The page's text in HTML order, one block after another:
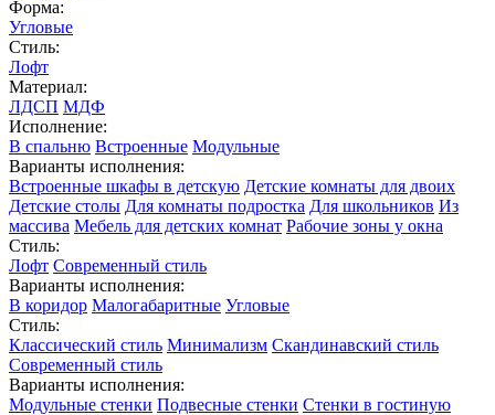
Форма:
Угловые
Стиль:
Лофт
Материал:
ЛДСП МДФ
Исполнение:
В спальню Встроенные Модульные
Варианты исполнения:
Встроенные шкафы в детскую Детские комнаты для двоих
Детские столы Для комнаты подростка Для школьников Из
массива Мебель для детских комнат Рабочие зоны у окна
Стиль:
Лофт Современный стиль
Варианты исполнения:
В коридор Малогабаритные Угловые
Стиль:
Классический стиль Минимализм Скандинавский стиль
Современный стиль
Варианты исполнения:
Модульные стенки Подвесные стенки Стенки в гостиную